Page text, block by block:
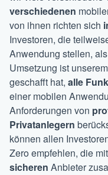
verschiedenen
von ihnen richten sich
Investoren, die
Anwendung stellen,
Umsetzung ist
geschafft hat, alle
einer mobilen
Anforderungen von
Privatanlegern
können allen
Zero empfehlen, die
sicheren Anbieter